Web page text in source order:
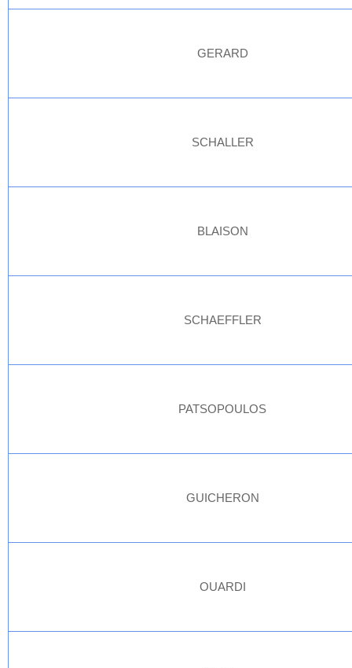
GERARD
SCHALLER
BLAISON
SCHAEFFLER
PATSOPOULOS
GUICHERON
OUARDI